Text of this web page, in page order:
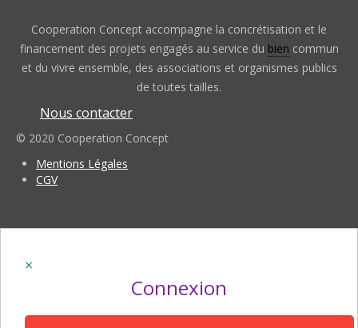
Cooperation Concept accompagne la concrétisation et le
financement des projets engagés au service du bien commun
et du vivre ensemble, des associations et organismes publics
de toutes tailles.
Nous contacter
© 2020 Cooperation Concept
Mentions Légales
CGV
Connexion